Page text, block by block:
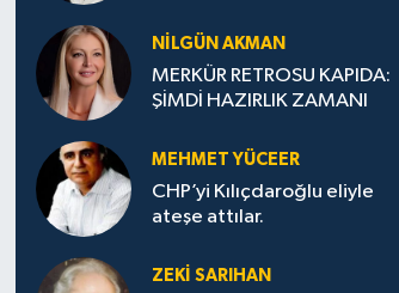
NILGÜN AKMAN
MERKÜR RETROSU KAPIDA:
ŞİMDİ HAZIRLIK ZAMANI
MEHMET YÜCEER
CHP’yi Kılıçdaroğlu eliyle
ateşe attılar.
ZEKI SARIHAN